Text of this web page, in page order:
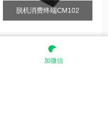
脱机消费终端CM102
加微信
发送短信